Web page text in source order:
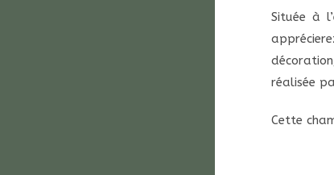
Située à
réalisée
Cette